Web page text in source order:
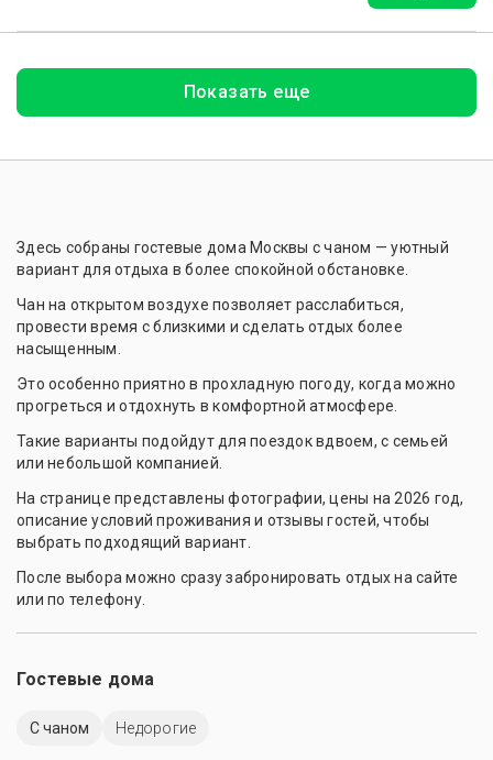
Показать еще
Здесь собраны гостевые дома Москвы с чаном — уютный
вариант для отдыха в более спокойной обстановке.
Чан на открытом воздухе позволяет расслабиться,
провести время с близкими и сделать отдых более
насыщенным.
Это особенно приятно в прохладную погоду, когда можно
прогреться и отдохнуть в комфортной атмосфере.
Такие варианты подойдут для поездок вдвоем, с семьей
или небольшой компанией.
На странице представлены фотографии, цены на 2026 год,
описание условий проживания и отзывы гостей, чтобы
выбрать подходящий вариант.
После выбора можно сразу забронировать отдых на сайте
или по телефону.
Гостевые дома
С чаном Недорогие